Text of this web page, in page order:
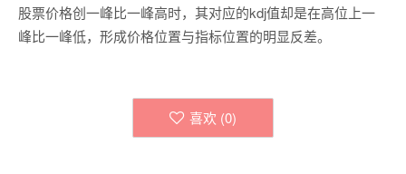
股票价格创一峰比一峰高时，其对应的kdj值却是在高位上一
峰比一峰低，形成价格位置与指标位置的明显反差。
喜欢 (0)